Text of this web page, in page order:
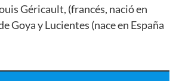
Géricault, (francés, nació en
Goya y Lucientes (nace en España